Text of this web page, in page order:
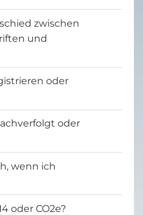
zwischen
und
oder
oder
wenn ich
oder CO2e?